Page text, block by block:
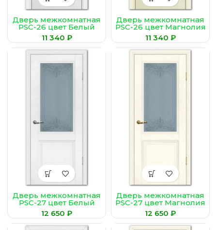
Дверь межкомнатная
PSC-26 цвет Белый
₽
Дверь межкомнатная
PSC-26 цвет Магнолия
₽
Дверь межкомнатная
PSC-27 цвет Белый
(Сатинат,
пескоструйная
обработка)
₽
Дверь межкомнатная
PSC-27 цвет Магнолия
(Сатинат,
пескоструйная
обработка)
₽